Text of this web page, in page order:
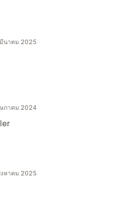
นาคม 2025
ภาคม 2024
งหาคม 2025